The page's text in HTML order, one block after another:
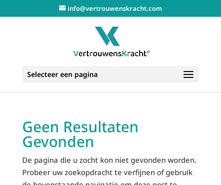
info@vertrouwenskracht.com
Selecteer een pagina
Geen Resultaten
Gevonden
De pagina die u zocht kon niet gevonden worden.
Probeer uw zoekopdracht te verfijnen of gebruik